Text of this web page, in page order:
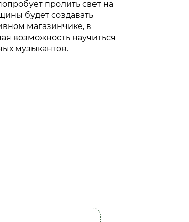
пролить свет на
будет создавать
магазинчике, в
возможность научиться
музыкантов.